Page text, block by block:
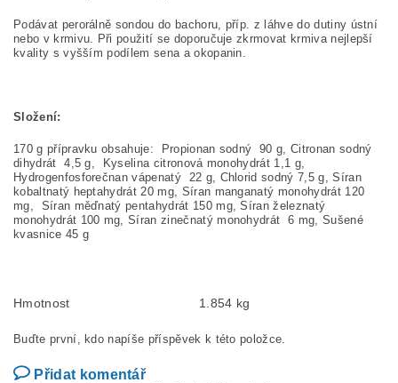
Podávat perorálně sondou do bachoru, příp. z láhve do dutiny ústní
nebo v krmivu. Při použití se doporučuje zkrmovat krmiva nejlepší
kvality s vyšším podílem sena a okopanin.
Složení:
170 g přípravku obsahuje: Propionan sodný 90 g, Citronan sodný
dihydrát 4,5 g, Kyselina citronová monohydrát 1,1 g,
Hydrogenfosforečnan vápenatý 22 g, Chlorid sodný 7,5 g, Síran
kobaltnatý heptahydrát 20 mg, Síran manganatý monohydrát 120
mg, Síran měďnatý pentahydrát 150 mg, Síran železnatý
monohydrát 100 mg, Síran zinečnatý monohydrát 6 mg, Sušené
kvasnice 45 g
Hmotnost 1.854 kg
Buďte první, kdo napíše příspěvek k této položce.
Přidat komentář